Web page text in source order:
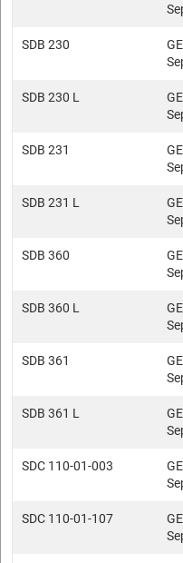
SDB 230
SDB 230 L
SDB 231
SDB 231 L
SDB 360
SDB 360 L
SDB 361
SDB 361 L
SDC 110-01-003
SDC 110-01-107